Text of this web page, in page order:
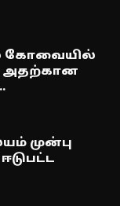
அதற்கான
முன்பு